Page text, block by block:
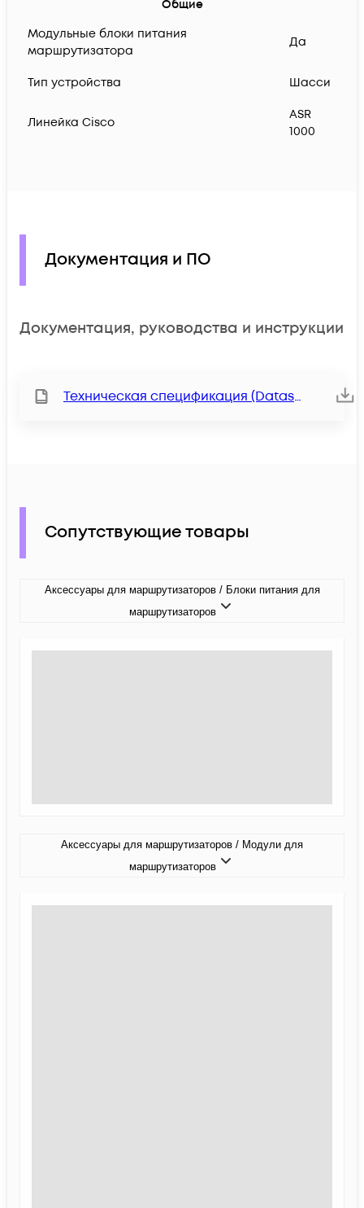
Общие
Модульные блоки питания
маршрутизатора
Да
Тип устройства Шасси
Линейка Cisco
ASR
1000
Документация и ПО
Документация, руководства и инструкции
Техническая спецификация (Datasheet)
Сопутствующие товары
Аксессуары для маршрутизаторов / Блоки питания для
маршрутизаторов
Аксессуары для маршрутизаторов / Модули для
маршрутизаторов